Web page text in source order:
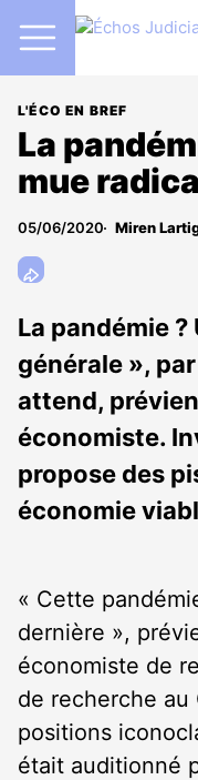
L'ÉCO EN BREF
La
mue
05/06/2020 Miren
La pandémie
générale »,
attend,
économiste.
propose des
économie
« Cette
dernière »,
économiste de
de recherche au
positions
était auditionné